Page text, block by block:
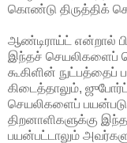
கொண்டு திருத்திக்
ஆண்டிராய்ட் என்றால்
இந்தச் செயலிகளைப்
கூகிளின் நுட்பத்தைப்
கிடைத்தாலும்,
செயலிகளைப்
திறனாளிகளுக்கு
பயன்பட்டாலும்